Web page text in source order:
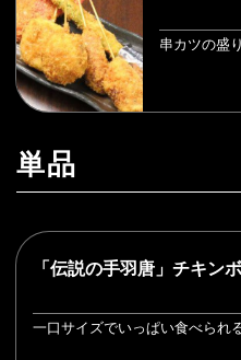
串カツの盛
単品
「伝説の手羽唐」チキン
一口サイズでいっぱい食べられ